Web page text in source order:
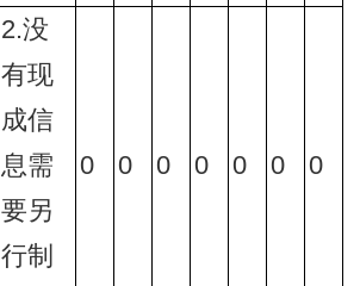
2.没
有现
成信
息需
要另
行制
0 0 0 0 0 0 0